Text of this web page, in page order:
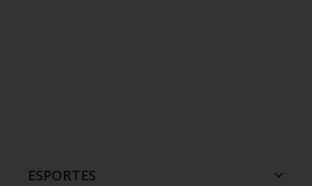
ESPORTES